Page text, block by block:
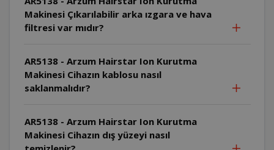
Makinesi Çıkarılabilir arka ızgara ve hava
filtresi var mıdır?
AR5138 - Arzum Hairstar Ion Kurutma
Makinesi Cihazın kablosu nasıl
saklanmalıdır?
AR5138 - Arzum Hairstar Ion Kurutma
Makinesi Cihazın dış yüzeyi nasıl